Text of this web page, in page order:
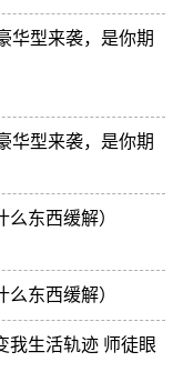
华型来袭，是你期
华型来袭，是你期
东西缓解）
东西缓解）
我生活轨迹 师徒眼